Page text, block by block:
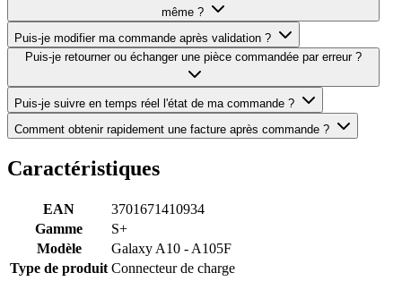
même ?
Puis-je modifier ma commande après validation ?
Puis-je retourner ou échanger une pièce commandée par erreur ?
Puis-je suivre en temps réel l'état de ma commande ?
Comment obtenir rapidement une facture après commande ?
Caractéristiques
EAN
3701671410934
Gamme
S+
Modèle
Galaxy A10 - A105F
Type de produit Connecteur de charge